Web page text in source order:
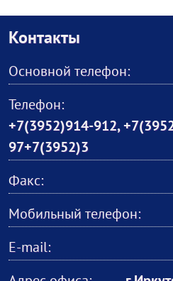
Контакты
Основной телефон:
Телефон:
+7(3952)914-912,
97+7(3952)3
Факс:
Мобильный телефон:
E-mail: